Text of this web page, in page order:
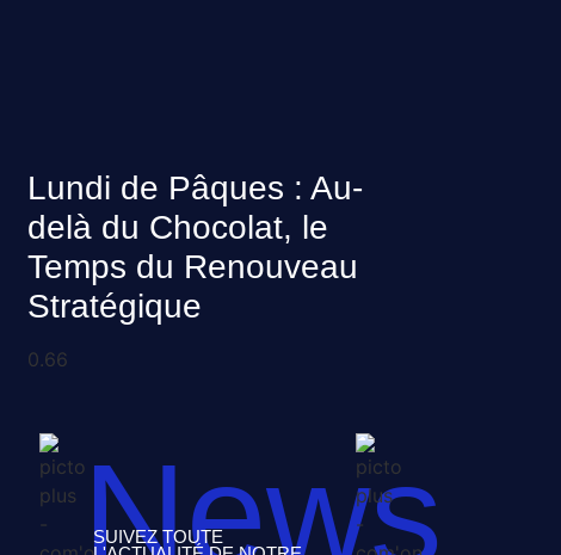
Lundi de Pâques : Au-
delà du Chocolat, le
Temps du Renouveau
Stratégique
News
SUIVEZ TOUTE